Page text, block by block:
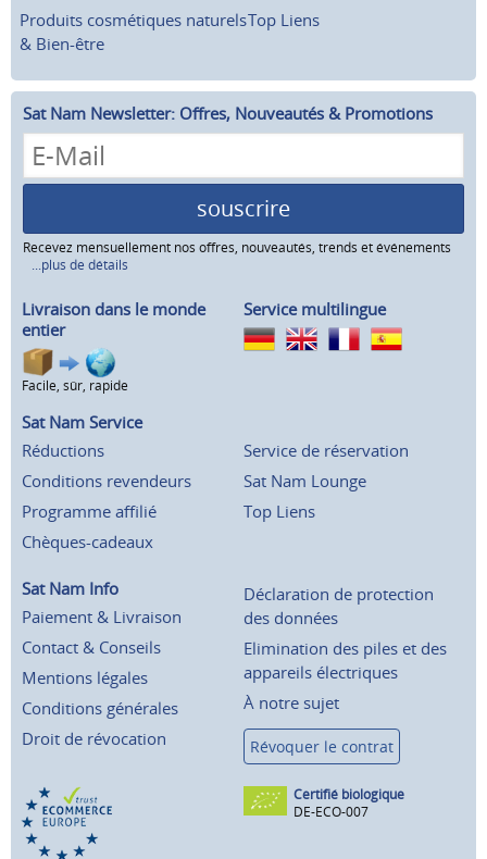
Produits cosmétiques naturels
& Bien-être
Top Liens
Sat Nam Newsletter: Offres, Nouveautés & Promotions
souscrire
Recevez mensuellement nos offres, nouveautés, trends et événements
...plus de détails
Livraison dans le monde
entier
Facile, sûr, rapide
Service multilingue
Sat Nam Service
Réductions
Conditions revendeurs
Programme affilié
Chèques-cadeaux
Service de réservation
Sat Nam Lounge
Top Liens
Sat Nam Info
Paiement & Livraison
Contact & Conseils
Mentions légales
Conditions générales
Droit de révocation
Déclaration de protection
des données
Elimination des piles et des
appareils électriques
À notre sujet
Révoquer le contrat
Certifié biologique
DE-ECO-007